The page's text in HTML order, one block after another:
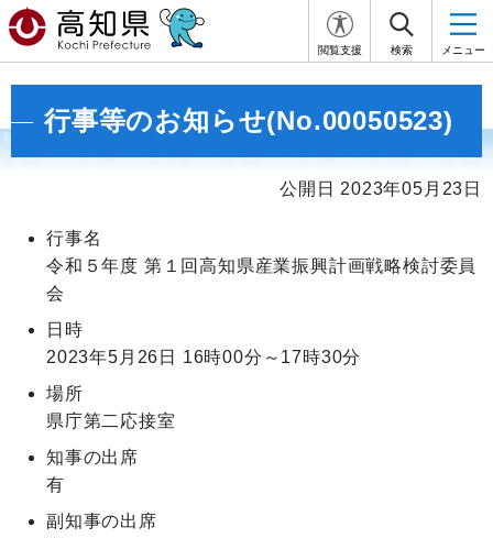
閲覧支援 検索 メニュー
行事等のお知らせ(No.00050523)
公開日 2023年05月23日
行事名
令和５年度 第１回高知県産業振興計画戦略検討委員
会
日時
2023年5月26日
16時00分～17時30分
場所
県庁第二応接室
知事の出席
有
副知事の出席